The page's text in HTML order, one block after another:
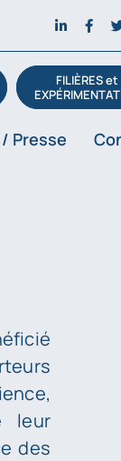
FILIÈRES et
Presse
leur
des